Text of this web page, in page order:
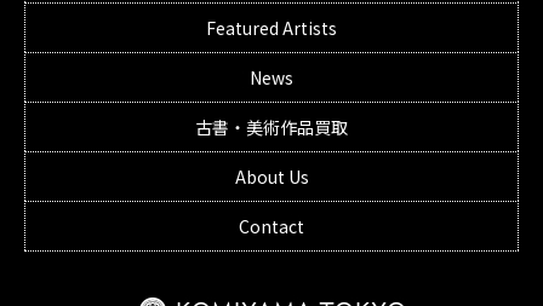
Featured Artists
News
古書・美術作品買取
About Us
Contact